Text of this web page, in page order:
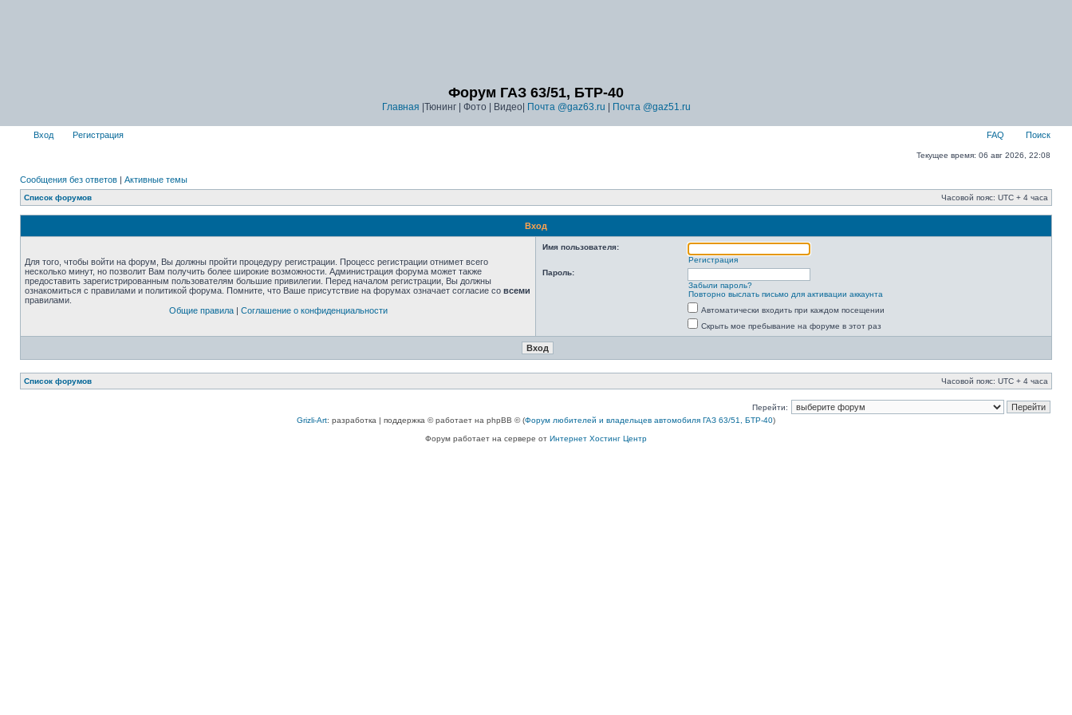
Форум ГАЗ 63/51, БТР-40
Главная |Тюнинг | Фото | Видео| Почта @gaz63.ru Почта @gaz51.ru
Вход Регистрация FAQ Поиск
Текущее время: 06 авг 2026, 22:08
Сообщения без ответов | Активные темы
Список форумов Часовой пояс: UTC + 4 часа
Вход
Для того, чтобы войти на форум, Вы должны пройти процедуру регистрации. Процесс регистрации отнимет всего
несколько минут, но позволит Вам получить более широкие возможности. Администрация форума может также
предоставить зарегистрированным пользователям большие привилегии. Перед началом регистрации, Вы должны
ознакомиться с правилами и политикой форума. Помните, что Ваше присутствие на форумах означает согласие со всеми
правилами.
Общие правила| Соглашение о конфиденциальности
Имя пользователя:
Регистрация
Пароль:
Забыли пароль?
Повторно выслать письмо для активации аккаунта
Автоматически входить при каждом посещении
Скрыть мое пребывание на форуме в этот раз
Список форумов Часовой пояс: UTC + 4 часа
Перейти:
Grizli-Art: разработка | поддержка © работает на phpBB © (Форум любителей и владельцев автомобиля ГАЗ 63/51, БТР-40)
Форум работает на сервере от Интернет Хостинг Центр